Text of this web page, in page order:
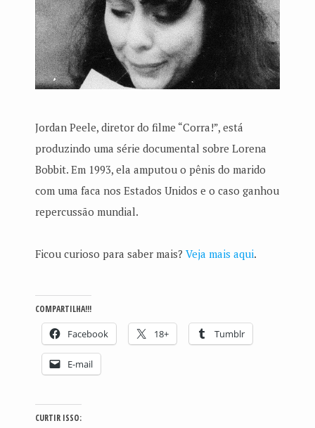
Jordan Peele, diretor do filme “Corra!”, está
produzindo uma série documental sobre Lorena
Bobbit. Em 1993, ela amputou o pênis do marido
com uma faca nos Estados Unidos e o caso ganhou
repercussão mundial.
Ficou curioso para saber mais? Veja mais aqui.
COMPARTILHA!!!
Facebook 18+ Tumblr
E-mail
CURTIR ISSO: